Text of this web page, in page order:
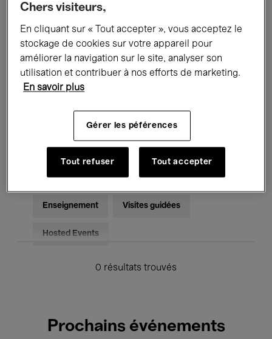
Expositions Films Performances
Rencontres & Débats Jazz
Musique électronique
Pour tous Kids’ Palace
Enseignement Visites guidées
Hosted Events
0 résultats trouvés
Prochains événements
Chers visiteurs,
En cliquant sur « Tout accepter », vous acceptez le
stockage de cookies sur votre appareil pour
améliorer la navigation sur le site, analyser son
utilisation et contribuer à nos efforts de marketing.
En savoir plus
Gérer les péférences
Tout refuser Tout accepter